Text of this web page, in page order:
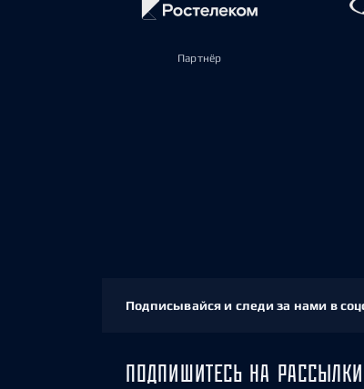
Партнёр
Подписывайся и следи за нами в
ПОДПИШИТЕСЬ НА